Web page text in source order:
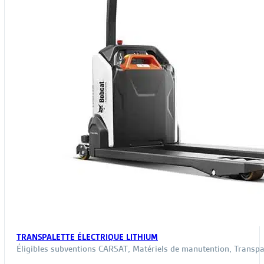
TRANSPALETTE ÉLECTRIQUE LITHIUM
Éligibles subventions CARSAT, Matériels de manutention,